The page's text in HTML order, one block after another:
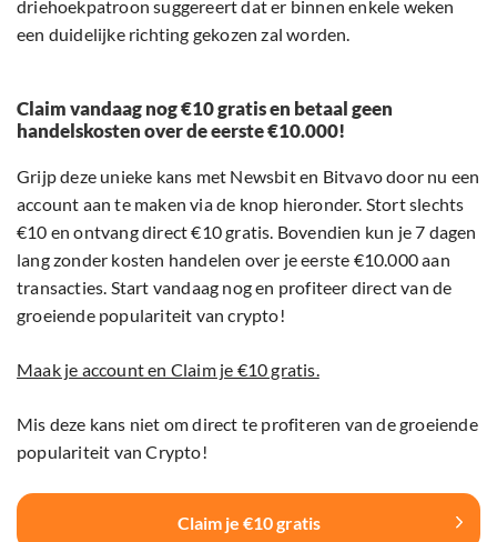
driehoekpatroon suggereert dat er binnen enkele weken
een duidelijke richting gekozen zal worden.
Claim vandaag nog €10 gratis en betaal geen
handelskosten over de eerste €10.000!
Grijp deze unieke kans met Newsbit en Bitvavo door nu een
account aan te maken via de knop hieronder. Stort slechts
€10 en ontvang direct €10 gratis. Bovendien kun je 7 dagen
lang zonder kosten handelen over je eerste €10.000 aan
transacties. Start vandaag nog en profiteer direct van de
groeiende populariteit van crypto!
Maak je account en Claim je €10 gratis.
Mis deze kans niet om direct te profiteren van de groeiende
populariteit van Crypto!
Claim je €10 gratis